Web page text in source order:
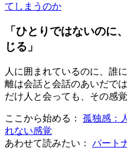
てしまうのか
「ひとりではないのに
じる」
人に囲まれているのに、誰
離は会話と会話のあいだで
だけ人と会っても、その感
ここから始める：
孤独感：
れない感覚
あわせて読みたい：
パート